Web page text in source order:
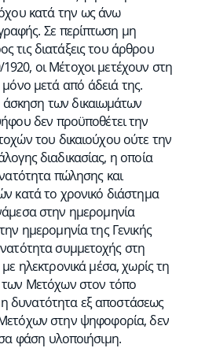
κατά την ως άνω
Σε περίπτωση μη
τις διατάξεις του άρθρου
οι Μέτοχοι μετέχουν στη
μόνο μετά από άδειά της.
άσκηση των δικαιωμάτων
δεν προϋποθέτει την
του δικαιούχου ούτε την
διαδικασίας, η οποία
πώλησης και
κατά το χρονικό διάστημα
στην ημερομηνία
ημερομηνία της Γενικής
συμμετοχής στη
ηλεκτρονικά μέσα, χωρίς τη
Μετόχων στον τόπο
δυνατότητα εξ αποστάσεως
στην ψηφοφορία, δεν
φάση υλοποιήσιμη.